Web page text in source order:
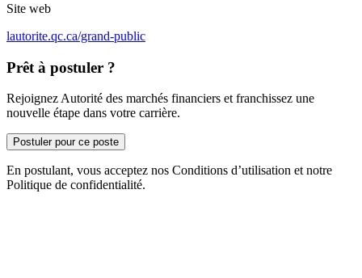
Site web
lautorite.qc.ca/grand-public
Prêt à postuler ?
Rejoignez Autorité des marchés financiers et franchissez une
nouvelle étape dans votre carrière.
Postuler pour ce poste
En postulant, vous acceptez nos Conditions d’utilisation et notre
Politique de confidentialité.